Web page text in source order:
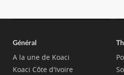
Général
A la une de Koaci
Koaci Côte d'Ivoire